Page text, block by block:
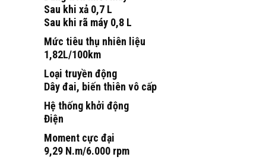
Sau khi xả 0,7 L
Sau khi rã máy 0,8 L
Mức tiêu thụ nhiên liệu
1,82L/100km
Loại truyền động
Dây đai, biến thiên vô cấp
Hệ thống khởi động
Điện
Moment cực đại
9,29 N.m/6.000 rpm